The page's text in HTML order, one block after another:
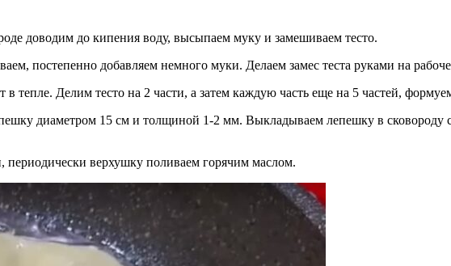
доводим до кипения воду, высыпаем муку и замешиваем тесто.
постепенно добавляем немного муки. Делаем замес теста руками на
тепле. Делим тесто на 2 части, а затем каждую часть еще на 5 частей,
диаметром 15 см и толщиной 1-2 мм. Выкладываем лепешку в сковороду
верхушку поливаем горячим маслом.